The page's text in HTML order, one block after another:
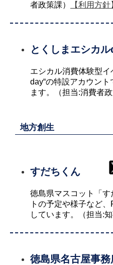
者政策課）
【利用方針
とくしまエシカ
エシカル消費体験型
day“の特設アカウン
ます。（担当:消費者政
地方創生
すだちくん
徳島県マスコット「
トの予定や様子など
しています。（担当:知
徳島県名古屋事